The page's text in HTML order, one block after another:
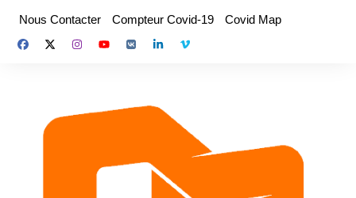
contenu
Nous Contacter Compteur Covid-19 Covid Map